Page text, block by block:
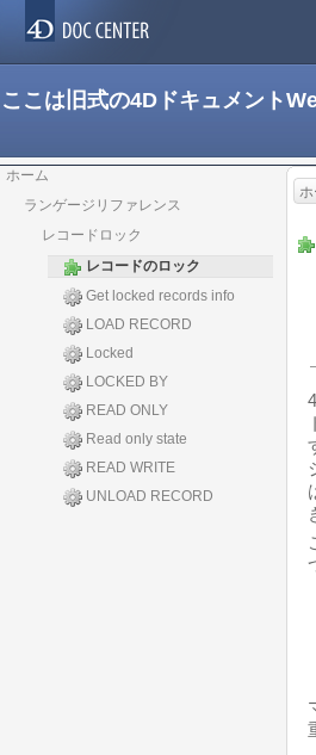
ここは旧式の4Dドキュメント
ホーム
ランゲージリファレンス
レコードロック
レコードのロック
Get locked records info
LOAD RECORD
Locked
LOCKED BY
READ ONLY
Read only state
READ WRITE
UNLOAD RECORD
ホ